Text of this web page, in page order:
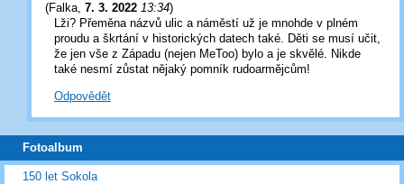
(Falka, 7. 3. 2022 13:34)
Lži? Přeměna názvů ulic a náměstí už je mnohde v plném
proudu a škrtání v historických datech také. Děti se musí učit,
že jen vše z Západu (nejen MeToo) bylo a je skvělé. Nikde
také nesmí zůstat nějaký pomník rudoarmějcům!
Odpovědět
Fotoalbum
150 let Sokola